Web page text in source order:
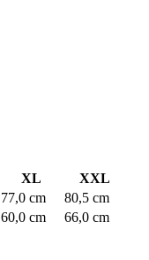
XL
XXL
77,0 cm
80,5 cm
60,0 cm
66,0 cm